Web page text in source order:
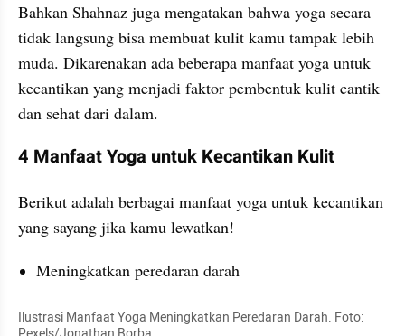
Bahkan Shahnaz juga mengatakan bahwa yoga secara
tidak langsung bisa membuat kulit kamu tampak lebih
muda. Dikarenakan ada beberapa manfaat yoga untuk
kecantikan yang menjadi faktor pembentuk kulit cantik
dan sehat dari dalam.
4 Manfaat Yoga untuk Kecantikan Kulit
Berikut adalah berbagai manfaat yoga untuk kecantikan
yang sayang jika kamu lewatkan!
Meningkatkan peredaran darah
Ilustrasi Manfaat Yoga Meningkatkan Peredaran Darah. Foto: